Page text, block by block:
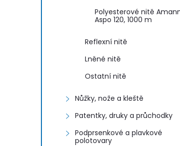
Polyesterové nitě
Aspo 120, 1000 m
Reflexní nitě
Lněné nitě
Ostatní nitě
Nůžky, nože a kleště
Patentky, druky a průchodky
Podprsenkové a plavkové
polotovary